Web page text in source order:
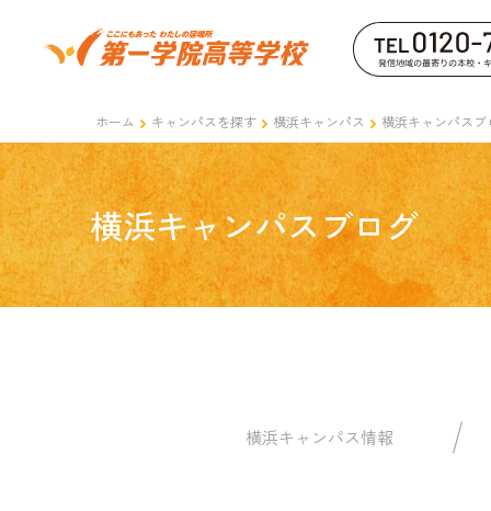
ホーム キャンパスを探す 横浜キャンパス 横浜キャンパスブ
横浜キャンパスブログ
横浜キャンパス情報